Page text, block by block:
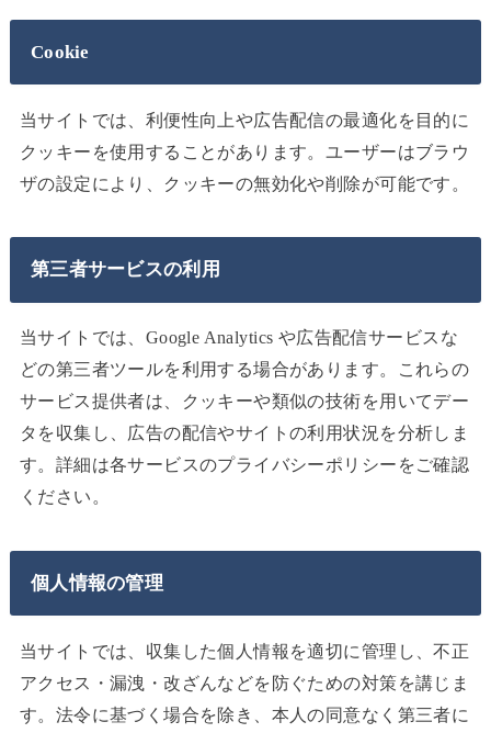
Cookie
当サイトでは、利便性向上や広告配信の最適化を目的に
クッキーを使用することがあります。ユーザーはブラウ
ザの設定により、クッキーの無効化や削除が可能です。
第三者サービスの利用
当サイトでは、Google Analytics や広告配信サービスな
どの第三者ツールを利用する場合があります。これらの
サービス提供者は、クッキーや類似の技術を用いてデー
タを収集し、広告の配信やサイトの利用状況を分析しま
す。詳細は各サービスのプライバシーポリシーをご確認
ください。
個人情報の管理
当サイトでは、収集した個人情報を適切に管理し、不正
アクセス・漏洩・改ざんなどを防ぐための対策を講じま
す。法令に基づく場合を除き、本人の同意なく第三者に